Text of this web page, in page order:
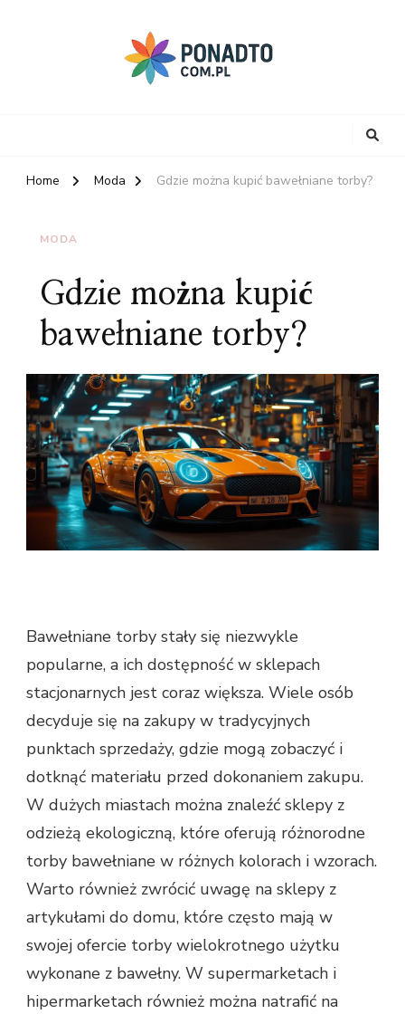
Home Moda Gdzie można kupić bawełniane torby?
MODA
Gdzie można kupić
bawełniane torby?
Bawełniane torby stały się niezwykle
popularne, a ich dostępność w sklepach
stacjonarnych jest coraz większa. Wiele osób
decyduje się na zakupy w tradycyjnych
punktach sprzedaży, gdzie mogą zobaczyć i
dotknąć materiału przed dokonaniem zakupu.
W dużych miastach można znaleźć sklepy z
odzieżą ekologiczną, które oferują różnorodne
torby bawełniane w różnych kolorach i wzorach.
Warto również zwrócić uwagę na sklepy z
artykułami do domu, które często mają w
swojej ofercie torby wielokrotnego użytku
wykonane z bawełny. W supermarketach i
hipermarketach również można natrafić na